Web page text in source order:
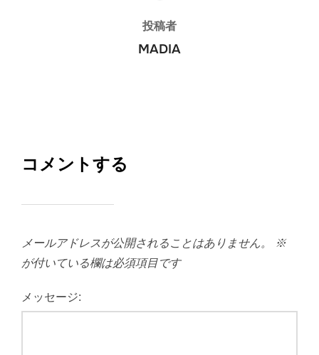
投稿者
MADIA
コメントする
メールアドレスが公開されることはありません。
※
が付いている欄は必須項目です
メッセージ: